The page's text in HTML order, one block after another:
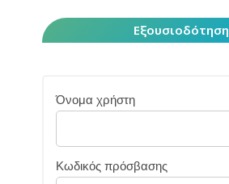
Εξουσιοδότηση
Όνομα χρήστη
Κωδικός πρόσβασης